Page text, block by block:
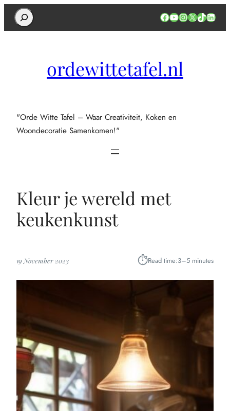
Search Facebook
YouTube
Instagram
X TikTok
ordewittetafel.nl
"Orde Witte Tafel – Waar Creativiteit, Koken en
Woondecoratie Samenkomen!"
Kleur je wereld met
keukenkunst
19 November 2023 ⏱︎Read time:3–5 minutes